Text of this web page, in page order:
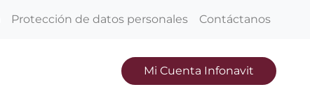
Protección de datos personales Contáctanos
Mi Cuenta Infonavit